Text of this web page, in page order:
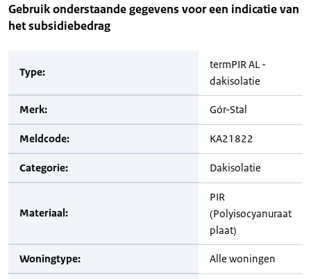
Gebruik onderstaande gegevens voor een indicatie van
het subsidiebedrag
Type:
termPIR AL -
dakisolatie
Merk: Gór-Stal
Meldcode: KA21822
Categorie: Dakisolatie
Materiaal:
PIR
(Polyisocyanuraat
plaat)
Woningtype: Alle woningen